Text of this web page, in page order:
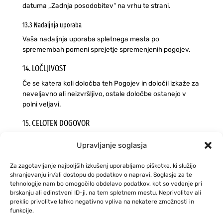
Upravljanje soglasja
Za zagotavljanje najboljših izkušenj uporabljamo piškotke, ki služijo
shranjevanju in/ali dostopu do podatkov o napravi. Soglasje za te
tehnologije nam bo omogočilo obdelavo podatkov, kot so vedenje pri
brskanju ali edinstveni ID-ji, na tem spletnem mestu. Neprivolitev ali
preklic privolitve lahko negativno vpliva na nekatere zmožnosti in
funkcije.
datuma „Zadnja posodobitev“ na vrhu te strani.
13.3 Nadaljnja uporaba
Vaša nadaljnja uporaba spletnega mesta po
spremembah pomeni sprejetje spremenjenih pogojev.
14. LOČLJIVOST
Če se katera koli določba teh Pogojev in določil izkaže za
neveljavno ali neizvršljivo, ostale določbe ostanejo v
polni veljavi.
15. CELOTEN DOGOVOR
Politiko piškotkov, predstavljajo celoten dogovor med
16. KONTAKTNI PODATKI
Za vprašanja o teh Pogojih in določilih:
E-pošta: